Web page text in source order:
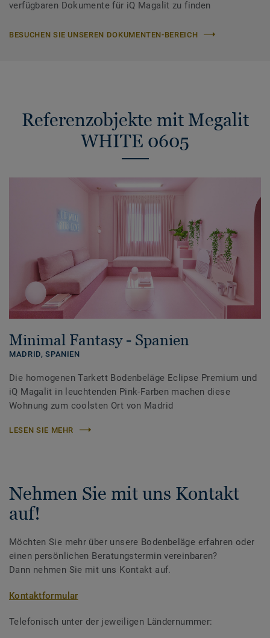
verfügbaren Dokumente für iQ Magalit zu finden
BESUCHEN SIE UNSEREN DOKUMENTEN-BEREICH
Referenzobjekte mit Megalit
WHITE 0605
Minimal Fantasy - Spanien
MADRID,SPANIEN
Die homogenen Tarkett Bodenbeläge Eclipse Premium und
iQ Magalit in leuchtenden Pink-Farben machen diese
Wohnung zum coolsten Ort von Madrid
LESEN SIE MEHR
Nehmen Sie mit uns Kontakt
auf!
Möchten Sie mehr über unsere Bodenbeläge erfahren oder
einen persönlichen Beratungstermin vereinbaren?
Dann nehmen Sie mit uns Kontakt auf.
Kontaktformular
Telefonisch unter der jeweiligen Ländernummer: